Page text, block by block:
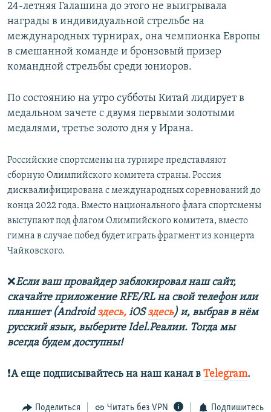
24-летняя Галашина до этого не выигрывала
награды в индивидуальной стрельбе на
международных турнирах, она чемпионка Европы
в смешанной команде и бронзовый призер
командной стрельбы среди юниоров.
По состоянию на утро субботы Китай лидирует в
медальном зачете с двумя первыми золотыми
медалями, третье золото дня у Ирана.
Российские спортсмены на турнире представляют
сборную Олимпийского комитета страны. Россия
дисквалифицирована с международных соревнований до
конца 2022 года. Вместо национального флага спортсмены
выступают под флагом Олимпийского комитета, вместо
гимна в случае побед будет играть фрагмент из концерта
Чайковского.
❌Если ваш провайдер заблокировал наш сайт,
скачайте приложение RFE/RL на свой телефон или
планшет (Androidздесь, iOSздесь) и, выбрав в нём
русский язык, выберите Idel.Реалии. Тогда мы
всегда будем доступны!
❗️А еще подписывайтесь на наш канал в Telegram.
Поделиться Читать без VPN Подпишитесь